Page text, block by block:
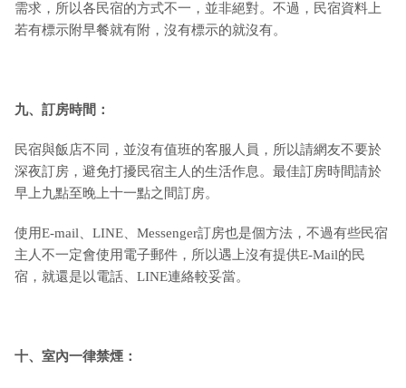
需求，所以各民宿的方式不一，並非絕對。不過，民宿資料上
若有標示附早餐就有附，沒有標示的就沒有。
九、訂房時間：
民宿與飯店不同，並沒有值班的客服人員，所以請網友不要於
深夜訂房，避免打擾民宿主人的生活作息。最佳訂房時間請於
早上九點至晚上十一點之間訂房。
使用E-mail、LINE、Messenger訂房也是個方法，不過有些民宿
主人不一定會使用電子郵件，所以遇上沒有提供E-Mail的民
宿，就還是以電話、LINE連絡較妥當。
十、室內一律禁煙：